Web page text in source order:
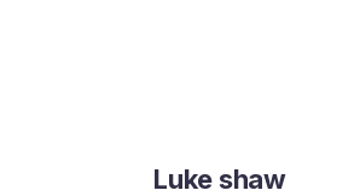
Luke shaw